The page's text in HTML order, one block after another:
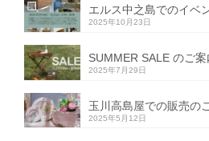
エルス中之島でのイベ
2025年10月23日
SUMMER SALE のご案
2025年7月29日
玉川高島屋での販売の
2025年5月12日